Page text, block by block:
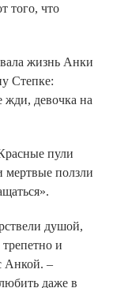
того, что
жизнь Анки
Степке:
жди, девочка на
пули
ползли
душой,
трепетно и
Анкой. –
даже в